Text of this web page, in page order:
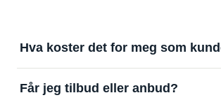
Hva koster det for meg som
å motta svar. Tjenesten finansieres av
Får jeg tilbud eller anbud?